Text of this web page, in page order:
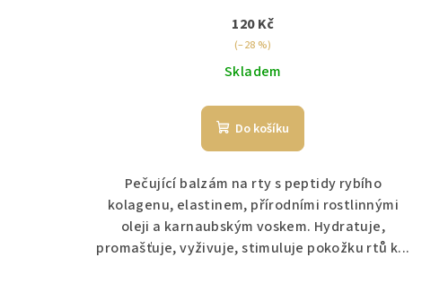
120 Kč
(–28 %)
Skladem
Do košíku
Pečující balzám na rty s peptidy rybího
kolagenu, elastinem, přírodními rostlinnými
oleji a karnaubským voskem. Hydratuje,
promašťuje, vyživuje, stimuluje pokožku rtů k...